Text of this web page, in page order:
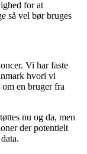
for at
så vel bør bruges
Vi har faste
hvori vi
en bruger fra
nu og da, men
der potentielt